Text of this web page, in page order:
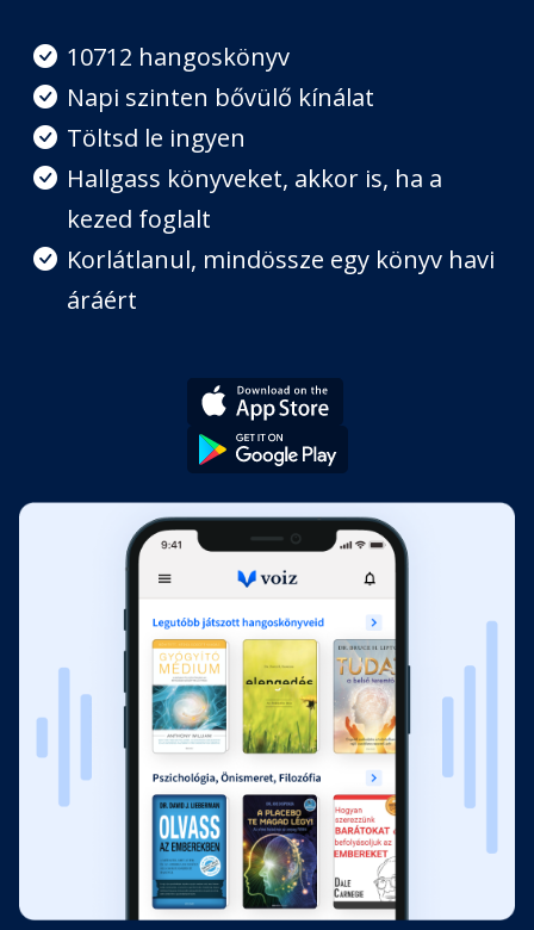
06 - Egyensúlyozd ki az életed
Fejezet hossza: 00:59:44
07 - Oszd az életed időablakokra!
Fejezet hossza: 00:23:03
08 - Tudd, mikor van a csúcs
Fejezet hossza: 00:52:18
09 - Légy merész – ne bolond
Fejezet hossza: 00:24:31
10 - Következtetés: lehetetlen
feladat, méltó cél
Fejezet hossza: 00:02:54
11 - Köszönetnyilvánítás
Fejezet hossza: 00:09:05
12 - Függelék: Mi ez az új app,
amiről folyton beszélek?
Fejezet hossza: 00:08:34
10712 hangoskönyv
Napi szinten bővülő kínálat
Töltsd le ingyen
Hallgass könyveket, akkor is, ha a
kezed foglalt
Korlátlanul, mindössze egy könyv havi
áráért